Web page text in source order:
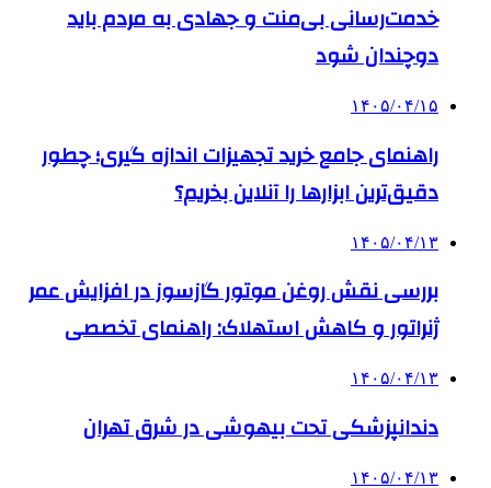
خدمت‌رسانی بی‌منت و جهادی به مردم باید
دوچندان شود
۱۴۰۵/۰۴/۱۵
راهنمای جامع خرید تجهیزات اندازه گیری؛ چطور
دقیق‌ترین ابزارها را آنلاین بخریم؟
۱۴۰۵/۰۴/۱۳
بررسی نقش روغن موتور گازسوز در افزایش عمر
ژنراتور و کاهش استهلاک: راهنمای تخصصی
۱۴۰۵/۰۴/۱۳
دندانپزشکی تحت بیهوشی در شرق تهران
۱۴۰۵/۰۴/۱۳